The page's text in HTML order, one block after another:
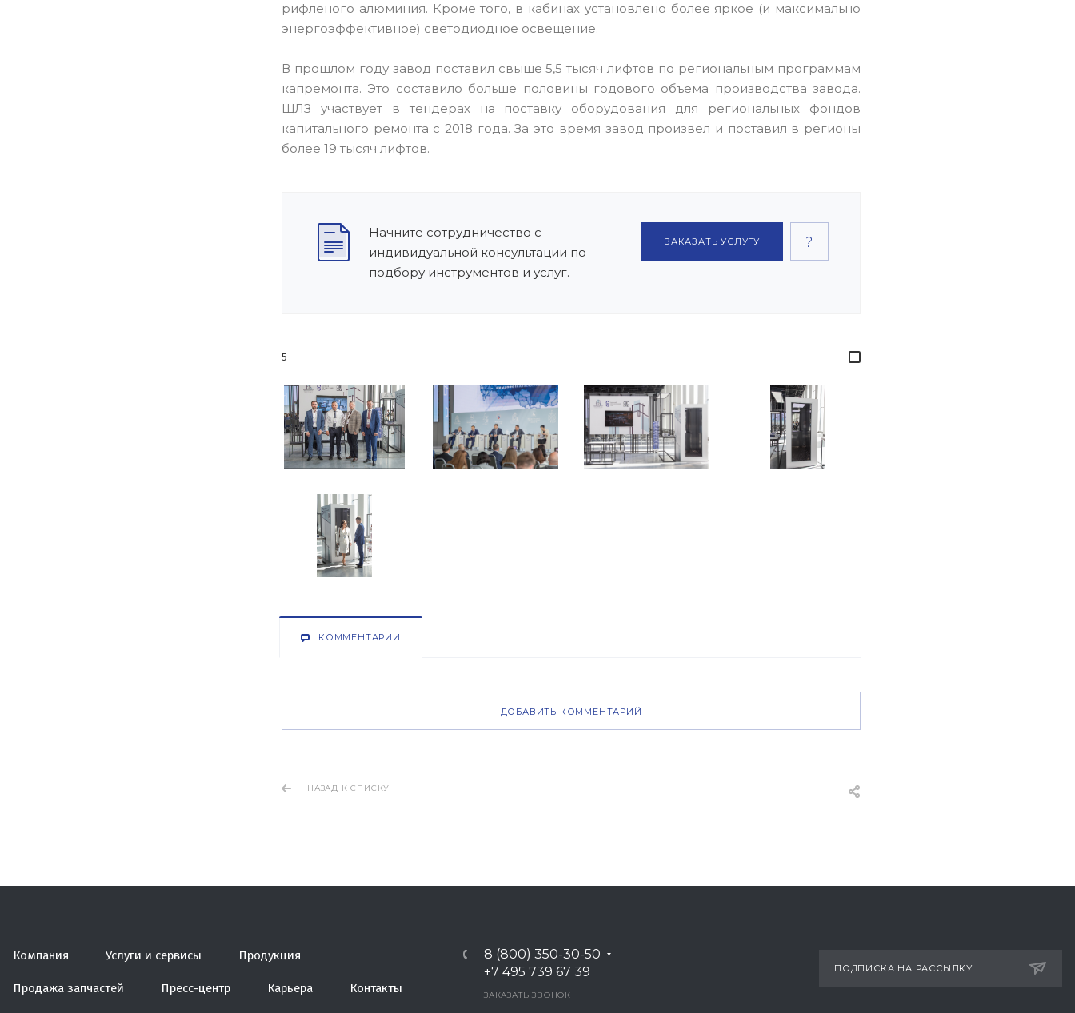
рифленого алюминия. Кроме того, в кабинах установлено более яркое (и максимально
энергоэффективное) светодиодное освещение.
В прошлом году завод поставил свыше 5,5 тысяч лифтов по региональным программам
капремонта. Это составило больше половины годового объема производства завода.
ЩЛЗ участвует в тендерах на поставку оборудования для региональных фондов
капитального ремонта с 2018 года. За это время завод произвел и поставил в регионы
более 19 тысяч лифтов.
Начните сотрудничество с
индивидуальной консультации по
подбору инструментов и услуг.
ЗАКАЗАТЬ УСЛУГУ
5
КОММЕНТАРИИ
ДОБАВИТЬ КОММЕНТАРИЙ
НАЗАД К СПИСКУ
Компания Услуги и сервисы Продукция
Продажа запчастей Пресс-центр Карьера Контакты
8 (800) 350-30-50
+7 495 739 67 39
ЗАКАЗАТЬ ЗВОНОК
ПОДПИСКА НА РАССЫЛКУ